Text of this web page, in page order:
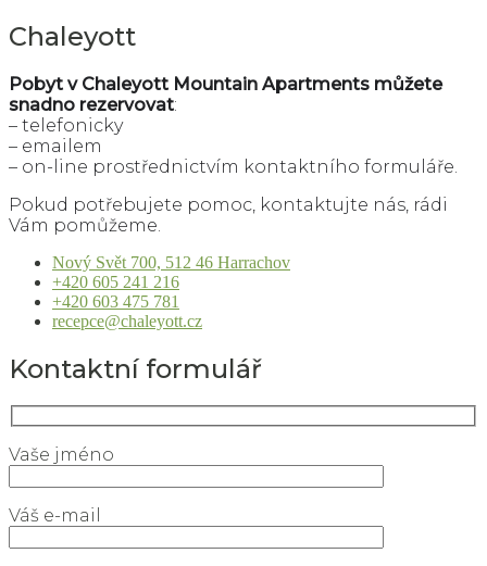
Chaleyott
Pobyt v Chaleyott Mountain Apartments můžete
snadno rezervovat:
– telefonicky
– emailem
– on-line prostřednictvím kontaktního formuláře.
Pokud potřebujete pomoc, kontaktujte nás, rádi
Vám pomůžeme.
Nový Svět 700, 512 46 Harrachov
+420 605 241 216
+420 603 475 781
recepce@chaleyott.cz
Kontaktní formulář
Vaše jméno
Váš e-mail